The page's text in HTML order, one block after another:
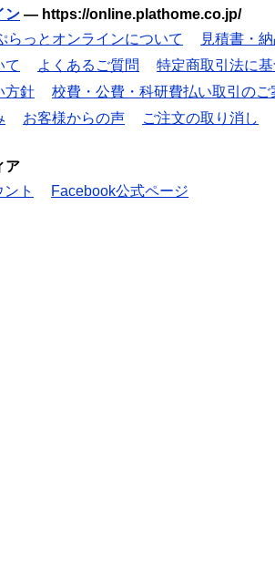
ン — https://online.plathome.co.jp/
らっとオンラインについて
見積書・
て
よくあるご質問
特定商取引法に
方針
校費・公費・科研費払い取引のご
お客様からの声 ご注文の取り消し
ア
ト
Facebook公式ページ